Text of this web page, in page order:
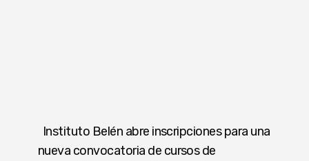
Instituto Belén abre inscripciones para una
nueva convocatoria de cursos de